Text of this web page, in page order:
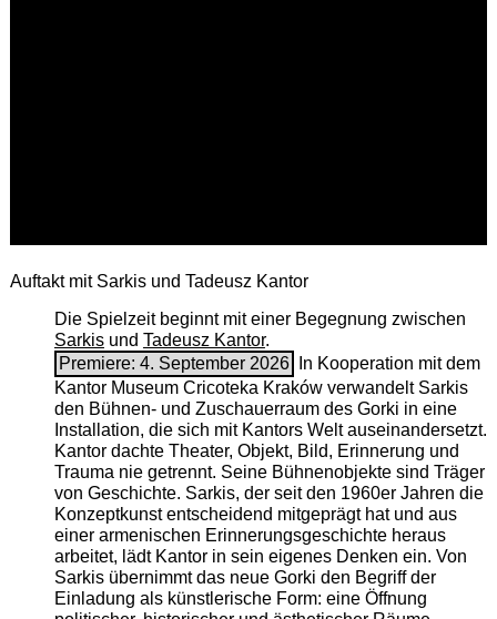
Auftakt mit Sarkis und Tadeusz Kantor
Die Spielzeit beginnt mit einer Begegnung zwischen
Sarkisund Tadeusz Kantor.
Premiere: 4. September 2026
In Kooperation mit dem
Kantor Museum Cricoteka Kraków verwandelt Sarkis
den Bühnen- und Zuschauerraum des Gorki in eine
Installation, die sich mit Kantors Welt auseinandersetzt.
Kantor dachte Theater, Objekt, Bild, Erinnerung und
Trauma nie getrennt. Seine Bühnenobjekte sind Träger
von Geschichte. Sarkis, der seit den 1960er Jahren die
Konzeptkunst entscheidend mitgeprägt hat und aus
einer armenischen ­Erinnerungsgeschichte heraus
arbeitet, lädt Kantor in sein eigenes Denken ein. Von
Sarkis übernimmt das neue Gorki den Begriff der
Einladung als künstlerische Form: eine Öffnung